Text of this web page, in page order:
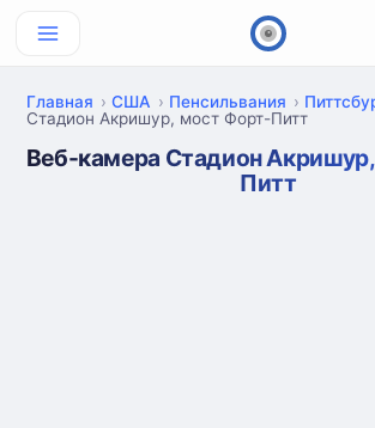
Главная США Пенсильвания
Стадион Акришур, мост Форт-Питт
Веб-камера Стадион
Питт